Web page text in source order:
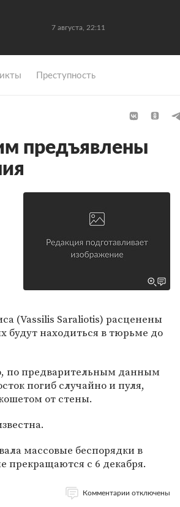
7 августа, 22:11
Преступность
предъявлены
(Vassilis Saraliotis) расценены
будут находиться в тюрьме до
по предварительным данным
погиб случайно и пуля,
от стены.
массовые беспорядки в
прекращаются с 6 декабря.
Комментарии отключены